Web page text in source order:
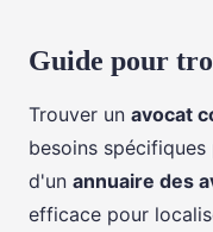
Guide pour
Trouver un avocat
besoins
d'un annuaire des
efficace pour